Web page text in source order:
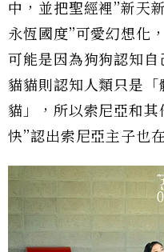
中，並把聖經裡”新天
永恆國度”可愛幻想化
可能是因為狗狗認知自
貓貓則認知人類只是
貓」，所以索尼亞和
快”認出索尼亞主子也